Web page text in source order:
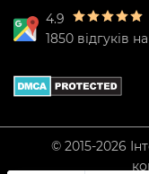
4.9
1850 відгуків
© 2015-2026